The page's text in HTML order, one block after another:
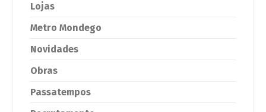
Lojas
Metro Mondego
Novidades
Obras
Passatempos